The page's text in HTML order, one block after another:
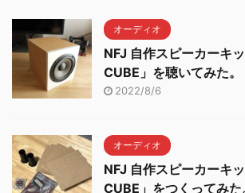
オーディオ
NFJ 自作スピーカーキ
CUBE」を聴いてみた。
2022/8/6
オーディオ
NFJ 自作スピーカーキ
CUBE」をつくってみた